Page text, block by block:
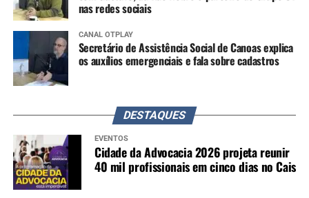
nas redes sociais
CANAL OTPLAY
Secretário de Assistência Social de Canoas explica
os auxílios emergenciais e fala sobre cadastros
DESTAQUES
EVENTOS
Cidade da Advocacia 2026 projeta reunir
40 mil profissionais em cinco dias no Cais